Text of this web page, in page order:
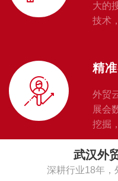
大的
技术
精
外贸
展会
挖掘
武汉外
深耕行业18年，